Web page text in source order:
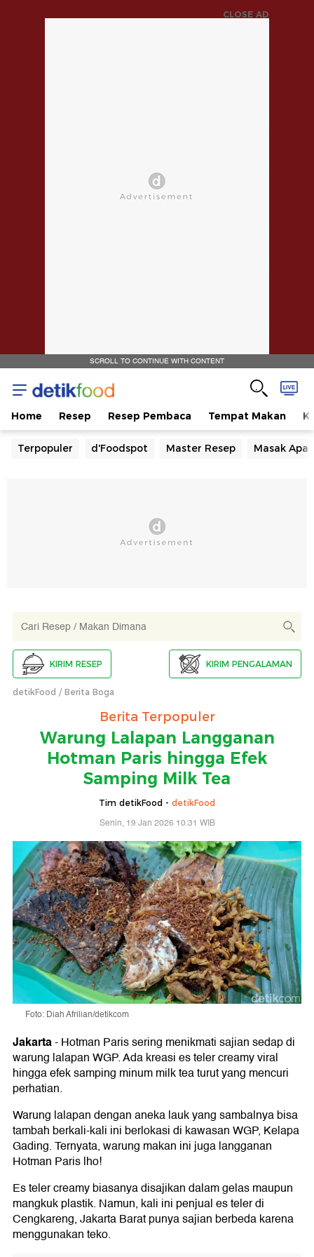
CLOSE AD
SCROLL TO CONTINUE WITH CONTENT
Home Resep Resep Pembaca Tempat Makan
Terpopuler d'Foodspot Master Resep Masak Apa
KIRIM RESEP KIRIM PENGALAMAN
detikFood Berita Boga
Berita Terpopuler
Warung Lalapan Langganan
Hotman Paris hingga Efek
Samping Milk Tea
Tim detikFood - detikFood
Senin, 19 Jan 2026 10:31 WIB
Foto: Diah Afrilian/detikcom
Jakarta-Hotman Paris sering menikmati sajian sedap di
warung lalapan WGP. Ada kreasi es teler creamy viral
hingga efek samping minum milk tea turut yang mencuri
perhatian.
Warung lalapan dengan aneka lauk yang sambalnya bisa
tambah berkali-kali ini berlokasi di kawasan WGP, Kelapa
Gading. Ternyata, warung makan ini juga langganan
Hotman Paris lho!
Es teler creamy biasanya disajikan dalam gelas maupun
mangkuk plastik. Namun, kali ini penjual es teler di
Cengkareng, Jakarta Barat punya sajian berbeda karena
menggunakan teko.